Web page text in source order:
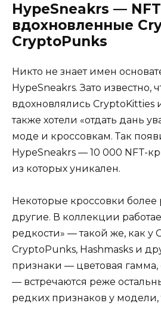
HypeSneakrs —
вдохновленные
CryptoPunks
Никто не знает имен
HypeSneakrs. Зато известно,
вдохновлялись CryptoKitties
также хотели «отдать дань
моде и кроссовкам. Так
HypeSneakrs — 10 000 NFT-
из которых уникален.
Некоторые кроссовки более
другие. В коллекции
редкости» — такой же, как у
CryptoPunks, Hashmasks и
признаки — цветовая
— встречаются реже
редких признаков у